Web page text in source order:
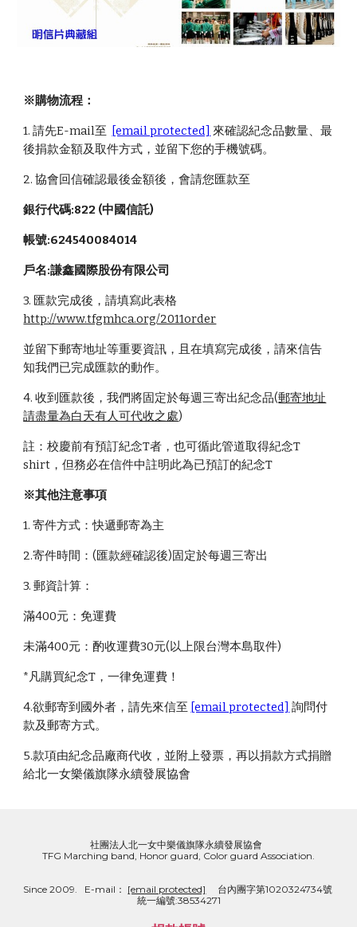
※購物流程：
1. 請先E-mail至 [email protected] 來確認紀念品數量、最
後捐款金額及取件方式，並留下您的手機號碼。
2. 協會回信確認最後金額後，會請您匯款至
銀行代碼:822 (中國信託)
帳號:624540084014
戶名:謙鑫國際股份有限公司
http://www.tfgmhca.org/2011order
並留下郵寄地址等重要資訊，且在填寫完成後，請來信告
知我們已完成匯款的動作。
4. 收到匯款後，我們將固定於每週三寄出紀念品(郵寄地址
請盡量為白天有人可代收之處)
註：校慶前有預訂紀念T者，也可循此管道取得紀念T
shirt，但務必在信件中註明此為已預訂的紀念T
※其他注意事項
1. 寄件方式：快遞郵寄為主
2.寄件時間：(匯款經確認後)固定於每週三寄出
3. 郵資計算：
滿400元：免運費
未滿400元：酌收運費30元(以上限台灣本島取件)
*凡購買紀念T，一律免運費！
4.欲郵寄到國外者，請先來信至 [email protected] 詢問付
款及郵寄方式。
5.款項由紀念品廠商代收，並附上發票，再以捐款方式捐贈
給北一女樂儀旗隊永續發展協會
社團法人北一女中樂儀旗隊永續發展協會
TFG Marching band, Honor guard, Color guard Association.
Since 2009.   E-mail： [email protected]
     台內團字第1020324734號
統一編號:38534271